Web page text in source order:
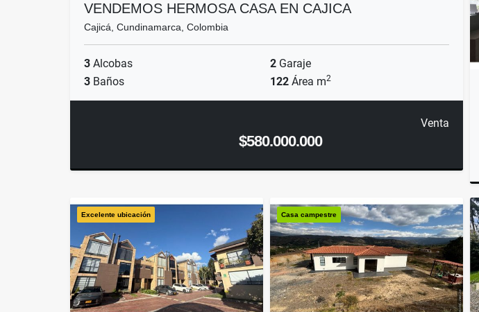
VENDEMOS HERMOSA CASA EN CAJICA
Cajicá, Cundinamarca, Colombia
3 Alcobas 2 Garaje
3 Baños 122 Área m2
Venta
$580.000.000
Excelente ubicación Casa campestre